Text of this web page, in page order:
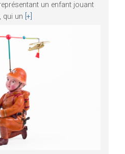
un enfant jouant
qui un [+]